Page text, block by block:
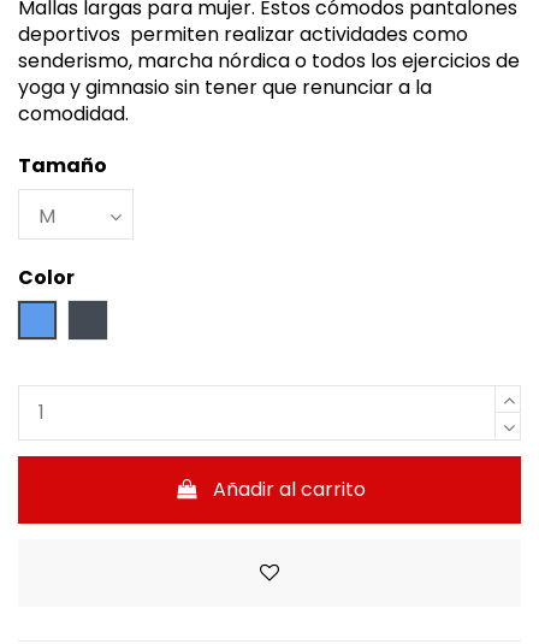
Mallas largas para mujer. Estos cómodos pantalones
deportivos permiten realizar actividades como
senderismo, marcha nórdica o todos los ejercicios de
yoga y gimnasio sin tener que renunciar a la
comodidad.
Tamaño
Color
Añadir al carrito